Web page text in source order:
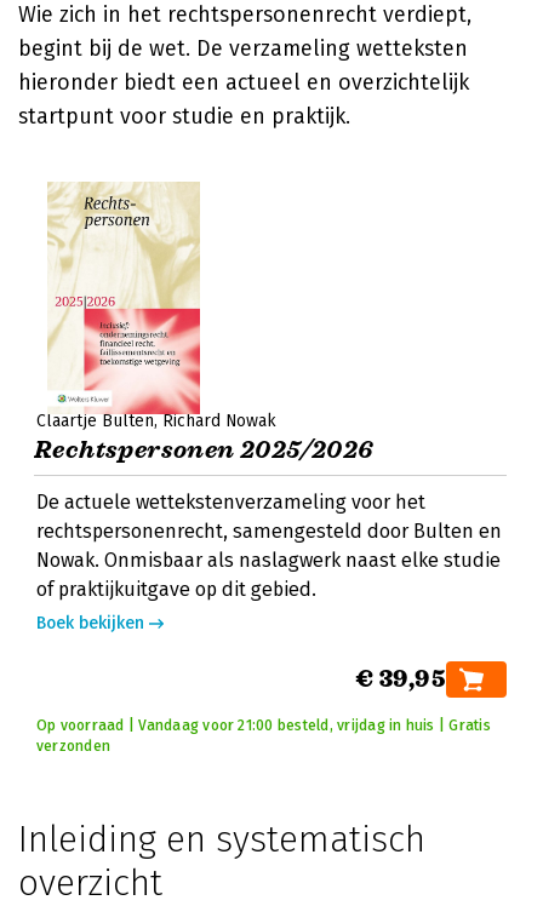
Wie zich in het rechtspersonenrecht verdiept,
begint bij de wet. De verzameling wetteksten
hieronder biedt een actueel en overzichtelijk
startpunt voor studie en praktijk.
Claartje Bulten Richard Nowak
Rechtspersonen 2025/2026
De actuele wettekstenverzameling voor het
rechtspersonenrecht, samengesteld door Bulten en
Nowak. Onmisbaar als naslagwerk naast elke studie
of praktijkuitgave op dit gebied.
Boek bekijken
€ 39,95
Op voorraad | Vandaag voor 21:00 besteld, vrijdag in huis | Gratis
verzonden
Inleiding en systematisch
overzicht